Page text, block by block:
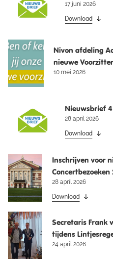
17 juni 2026
Download
Nivon afdeling
nieuwe
10 mei 2026
Nieuwsbrief
28 april 2026
Download
Inschrijven voor
28 april 2026
Download
Secretaris Frank
tijdens
24 april 2026